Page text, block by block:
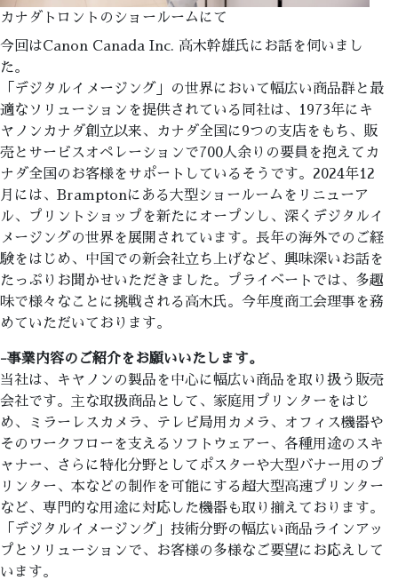
カナダトロントのショールームにて
今回はCanon Canada Inc. 高木幹雄氏にお話を伺いまし
た。
「デジタルイメージング」の世界において幅広い商品群と最
適なソリューションを提供されている同社は、1973年にキ
ヤノンカナダ創立以来、カナダ全国に9つの支店をもち、販
売とサービスオペレーションで700人余りの要員を抱えてカ
ナダ全国のお客様をサポートしているそうです。2024年12
月には、Bramptonにある大型ショールームをリニューア
ル、プリントショップを新たにオープンし、深くデジタルイ
メージングの世界を展開されています。長年の海外でのご経
験をはじめ、中国での新会社立ち上げなど、興味深いお話を
たっぷりお聞かせいただきました。プライベートでは、多趣
味で様々なことに挑戦される高木氏。今年度商工会理事を務
めていただいております。
-事業内容のご紹介をお願いいたします。
当社は、キヤノンの製品を中心に幅広い商品を取り扱う販売
会社です。主な取扱商品として、家庭用プリンターをはじ
め、ミラーレスカメラ、テレビ局用カメラ、オフィス機器や
そのワークフローを支えるソフトウェアー、各種用途のスキ
ャナー、さらに特化分野としてポスターや大型バナー用のプ
リンター、本などの制作を可能にする超大型高速プリンター
など、専門的な用途に対応した機器も取り揃えております。
「デジタルイメージング」技術分野の幅広い商品ラインアッ
プとソリューションで、お客様の多様なご要望にお応えして
います。